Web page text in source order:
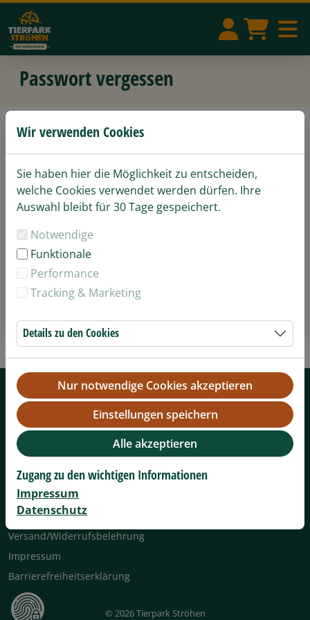
Passwort vergessen
Passwort zurücksetzen
Geben Sie hier Ihre E-Mail-Adresse ein, um Ihr
Passwort zurückzusetzen:
E-Mail-Adresse
*) Pflichtfelder
TIERPARK STRÖHEN
Tierparkstr. 43
49419 Ströhen
Niedersachsen, Deutschland
Tel. 05774-505
AGB
Datenschutz & Cookie-Richtlinie
Versand/Widerrufsbelehrung
Impressum
Barrierefreiheitserklärung
© 2026 Tierpark Ströhen
Wir verwenden Cookies
Sie haben hier die Möglichkeit zu entscheiden,
welche Cookies verwendet werden dürfen. Ihre
Auswahl bleibt für 30 Tage gespeichert.
Notwendige
Funktionale
Performance
Tracking & Marketing
Details zu den Cookies
Nur notwendige Cookies akzeptieren
Einstellungen speichern
Alle akzeptieren
Zugang zu den wichtigen Informationen
Impressum
Datenschutz